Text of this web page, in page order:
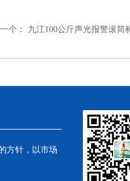
个： 九江100公斤声光报警滚筒
方针，以市场